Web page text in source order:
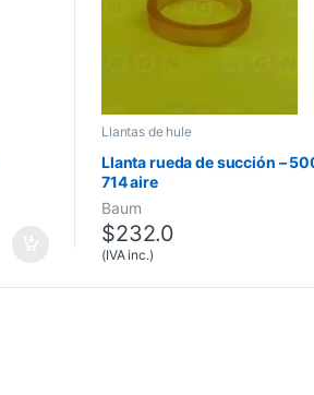
Llantas de hule
Llanta rueda de succión –
714 aire
Baum
$232.0
(IVA inc.)